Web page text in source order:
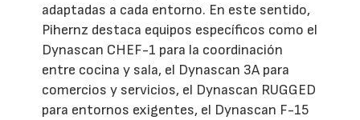
adaptadas a cada entorno. En este sentido,
Pihernz destaca equipos específicos como el
Dynascan CHEF-1 para la coordinación
entre cocina y sala, el Dynascan 3A para
comercios y servicios, el Dynascan RUGGED
para entornos exigentes, el Dynascan F-15